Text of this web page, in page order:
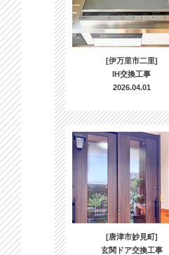
[伊万里市二里]
IH交換工事
2026.04.01
[唐津市妙見町]
玄関ドア交換工事